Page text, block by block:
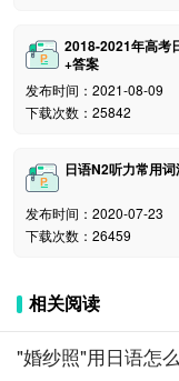
2018-2021年高考
+答案
发布时间：2021-08-09
下载次数：25842
日语N2听力常用词
发布时间：2020-07-23
下载次数：26459
相关阅读
"婚纱照"用日语怎